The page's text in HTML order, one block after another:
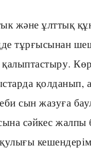
және ұлттық
тұрғысынан
қолданып,
сын жазуға
сәйкес жалпы